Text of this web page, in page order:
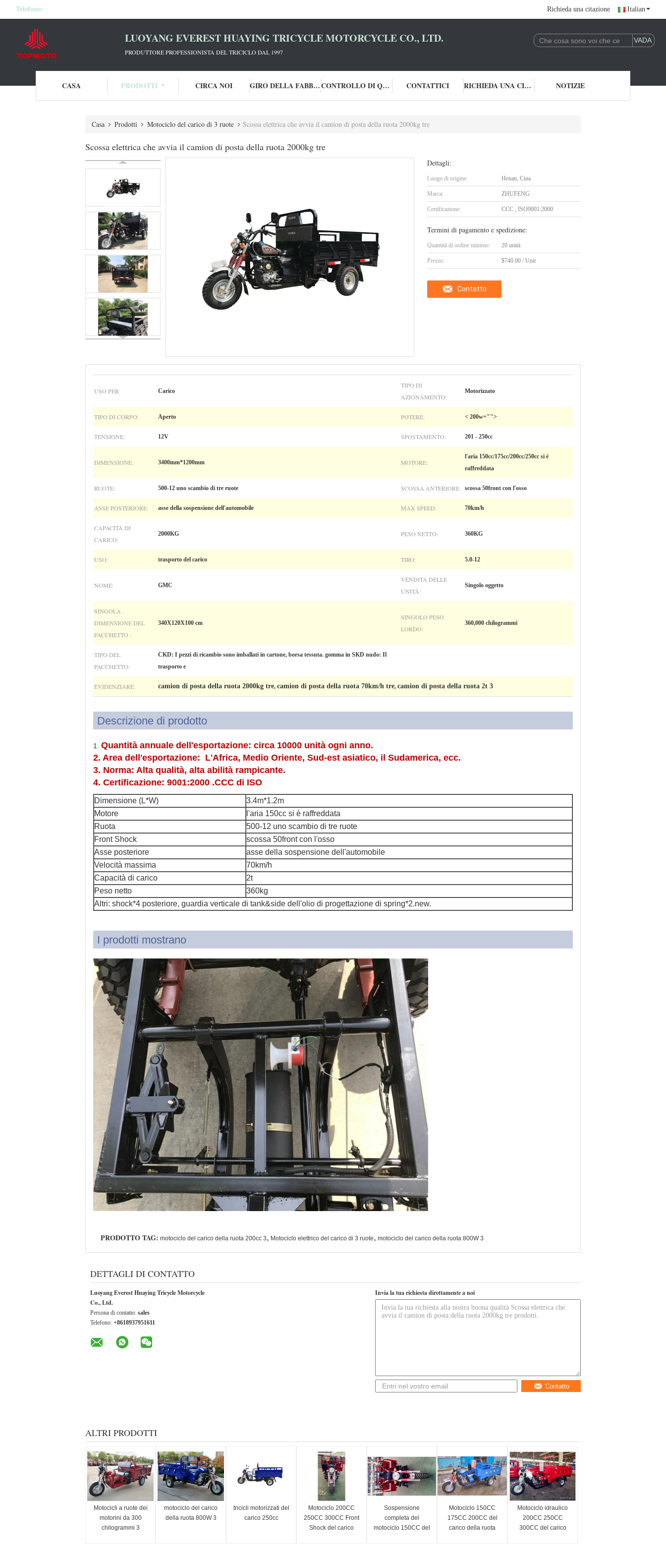
Telefono: Richieda una citazione Italian
LUOYANG EVEREST HUAYING TRICYCLE MOTORCYCLE CO., LTD.
PRODUTTORE PROFESSIONISTA DEL TRICICLO DAL 1997
CASA PRODOTTI CIRCA NOI GIRO DELLA FABBRICA CONTROLLO DI QUALITÀ CONTATTICI RICHIEDA UNA CITAZIONE NOTIZIE
Casa Prodotti Motociclo del carico di 3 ruote Scossa elettrica che avvia il camion di posta della ruota 2000kg tre
Scossa elettrica che avvia il camion di posta della ruota 2000kg tre
Dettagli:
Luogo di origine: Henan, Cina
Marca: ZHUFENG
Certificazione: CCC , ISO9001:2000
Termini di pagamento e spedizione:
Quantità di ordine minimo: 20 unità
Prezzo: $740.00 / Unit
Contatto
USO PER: Carico
TIPO DI
AZIONAMENTO:
Motorizzato
TIPO DI CORPO: Aperto POTERE: < 200w="">
TENSIONE: 12V SPOSTAMENTO: 201 - 250cc
DIMENSIONE: 3400mm*1200mm MOTORE:
l'aria 150cc/175cc/200cc/250cc si è
raffreddata
RUOTE: 500-12 uno scambio di tre ruote SCOSSA ANTERIORE: scossa 50front con l'osso
ASSE POSTERIORE: asse della sospensione dell'automobile MAX SPEED: 70km/h
CAPACITÀ DI
CARICO:
2000KG PESO NETTO: 360KG
USO: trasporto del carico TIRO: 5.0-12
NOME: GMC
VENDITA DELLE
UNITÀ:
Singolo oggetto
SINGOLA
DIMENSIONE DEL
PACCHETTO :
340X120X100 cm
SINGOLO PESO
LORDO:
360,000 chilogrammi
TIPO DEL
PACCHETTO:
CKD: I pezzi di ricambio sono imballati in cartone, borsa tessuta. gomma in SKD nudo: Il
trasporto e
EVIDENZIARE: camion di posta della ruota 2000kg tre, camion di posta della ruota 70km/h tre, camion di posta della ruota 2t 3
Descrizione di prodotto
1. Quantità annuale dell'esportazione: circa 10000 unità ogni anno.
2. Area dell'esportazione: L'Africa, Medio Oriente, Sud-est asiatico, il Sudamerica, ecc.
3. Norma: Alta qualità, alta abilità rampicante.
4. Certificazione: 9001:2000 .CCC di ISO
Dimensione (L*W)
3.4m*1.2m
Motore
l'aria 150cc si è raffreddata
Ruota
500-12 uno scambio di tre ruote
Front Shock
scossa 50front con l'osso
Asse posteriore
asse della sospensione dell'automobile
Velocità massima
70km/h
Capacità di carico
2t
Peso netto
360kg
Altri: shock*4 posteriore, guardia verticale di tank&side dell'olio di progettazione di spring*2.new.
I prodotti mostrano
PRODOTTO TAG: motociclo del carico della ruota 200cc 3, Motociclo elettrico del carico di 3 ruote, motociclo del carico della ruota 800W 3
DETTAGLI DI CONTATTO
Luoyang Everest Huaying Tricycle Motorcycle
Co., Ltd.
Persona di contatto: sales
Telefono: +8618937951611
Invia la tua richiesta direttamente a noi
Contatto
ALTRI PRODOTTI
Motocicli a ruote dei
motorini da 300
chilogrammi 3
motociclo del carico
della ruota 800W 3
tricicli motorizzati del
carico 250cc
Motociclo 200CC
250CC 300CC Front
Shock del carico
Sospensione
completa del
motociclo 150CC del
Motociclo 150CC
175CC 200CC del
carico della ruota
Motociclo idraulico
200CC 250CC
300CC del carico